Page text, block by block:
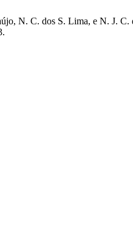
N. C. dos S. Lima, e N. J.